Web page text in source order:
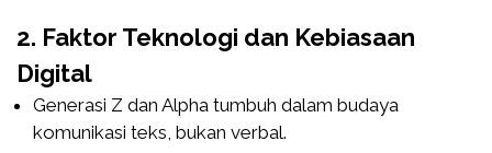
2. Faktor Teknologi dan Kebiasaan
Digital
Generasi Z dan Alpha tumbuh dalam budaya
komunikasi teks, bukan verbal.